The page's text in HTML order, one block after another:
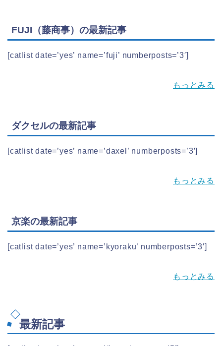
FUJI（藤商事）の最新記事
[catlist date=’yes’ name=’fuji’ numberposts=’3′]
もっとみる
ダクセルの最新記事
[catlist date=’yes’ name=’daxel’ numberposts=’3′]
もっとみる
京楽の最新記事
[catlist date=’yes’ name=’kyoraku’ numberposts=’3′]
もっとみる
最新記事